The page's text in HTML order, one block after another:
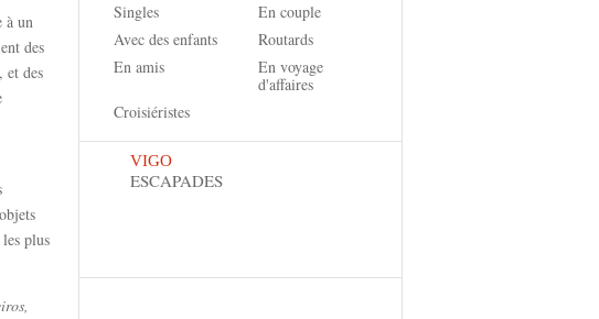
à un
des
et des
plus
Singles
En couple
Avec des enfants
Routards
En amis
En voyage
d'affaires
Croisiéristes
VIGO
ESCAPADES